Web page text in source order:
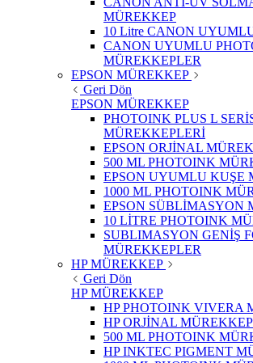
MÜREKKEP
10 Litre CANON
CANON UYUMLU
MÜREKKEPLER
EPSON MÜREKKEP
Geri Dön
EPSON MÜREKKEP
PHOTOINK PLUS L
MÜREKKEPLERİ
EPSON ORJİNAL
500 ML PHOTOINK
EPSON UYUMLU KUŞE
1000 ML PHOTOINK
EPSON SÜBLİMASYON
10 LİTRE PHOTOINK
SUBLIMASYON GENİŞ
MÜREKKEPLER
HP MÜREKKEP
Geri Dön
HP MÜREKKEP
HP PHOTOINK VIVERA
HP ORJİNAL
500 ML PHOTOINK
HP INKTEC PIGMENT